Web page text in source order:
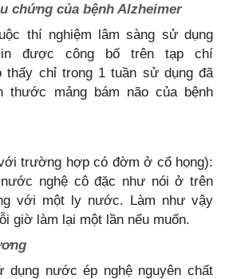
chứng của bệnh Alzheimer
thí nghiệm lâm sàng sử dụng
được công bố trên tạp chí
thấy chỉ trong 1 tuần sử dụng đã
thước mảng bám não của bệnh
trường hợp có đờm ở cổ họng):
nghệ cô đặc như nói ở trên
với một ly nước. Làm như vậy
giờ làm lại một lần nếu muốn.
dụng nước ép nghệ nguyên chất